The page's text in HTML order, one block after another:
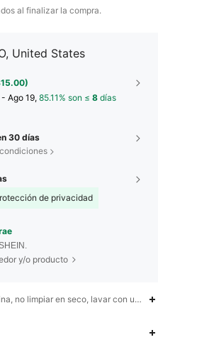
al finalizar la compra.
United States
Ago 19, 85.11% son ≤ 8 días
30 días
de privacidad
y/o producto
no limpiar en seco, lavar con un detergente